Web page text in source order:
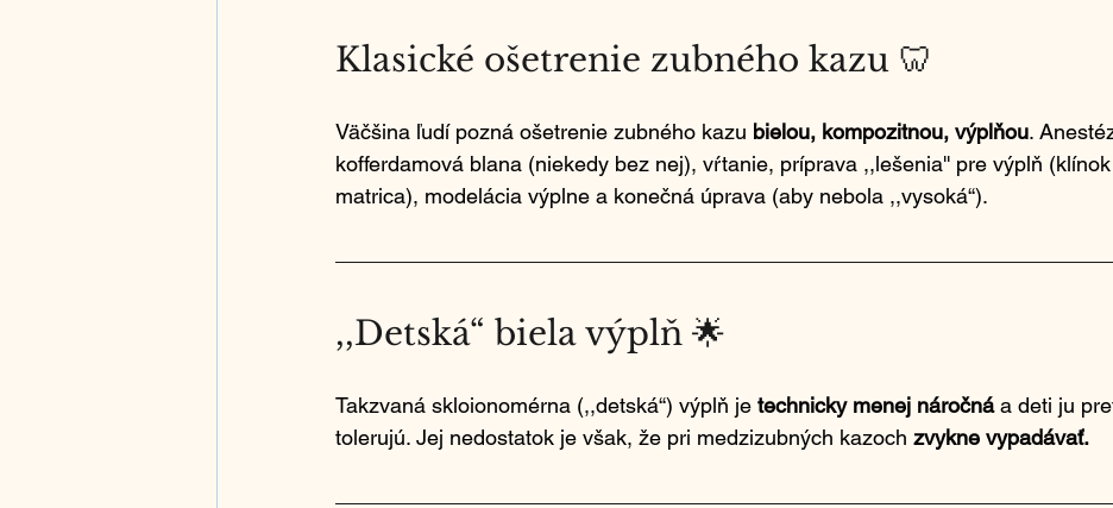
Klasické ošetrenie zubného kazu 🦷
Väčšina ľudí pozná ošetrenie zubného kazu bielou, kompozitnou, výplňou.
kofferdamová blana (niekedy bez nej), vŕtanie, príprava ,,lešenia'' pre výplň
matrica), modelácia výplne a konečná úprava (aby nebola ,,vysoká“).
,,Detská“ biela výplň 🌟
Takzvaná skloionomérna (,,detská“) výplň je technicky menej náročná a deti ju
tolerujú. Jej nedostatok je však, že pri medzizubných kazoch zvykne vypadávať.